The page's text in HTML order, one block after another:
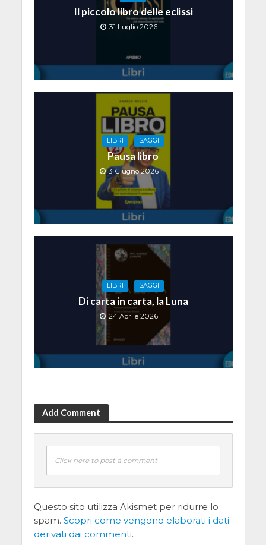
Il piccolo libro delle eclissi
31 Luglio 2026
LIBRI SAGGI
Pausa libro
3 Giugno 2026
LIBRI SAGGI
Di carta in carta, la Luna
24 Aprile 2026
Add Comment
Click here to post a comment
Questo sito utilizza Akismet per ridurre lo
spam. Scopri come vengono elaborati i dati
derivati dai commenti.